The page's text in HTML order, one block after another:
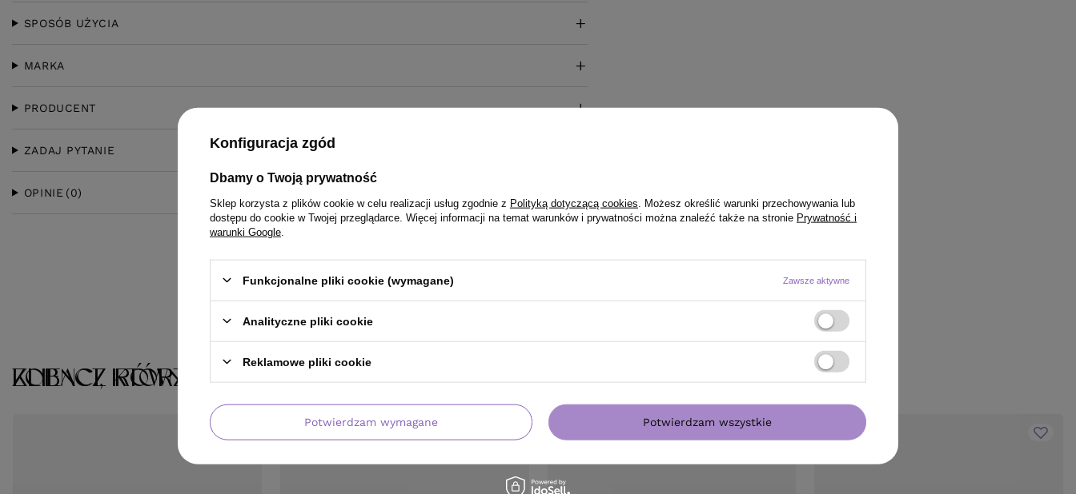
SPOSÓB UŻYCIA
MARKA
PRODUCENT
ZADAJ PYTANIE
OPINIE (0)
KLIENCI, KTÓRZY KUPILI TEN PRODUKT KUPILI TAKŻE
ZOBACZ RÓWNIEŻ
Konfiguracja zgód
Dbamy o Twoją prywatność
Sklep korzysta z plików cookie w celu realizacji usług zgodnie z Polityką dotyczącą cookies . Możesz określić warunki przechowywania lub
dostępu do cookie w Twojej przeglądarce. Więcej informacji na temat warunków i prywatności można znaleźć także na stronie Prywatność i
warunki Google
Funkcjonalne pliki cookie (wymagane) Zawsze aktywne
Analityczne pliki cookie
Reklamowe pliki cookie
Potwierdzam wymagane Potwierdzam wszystkie